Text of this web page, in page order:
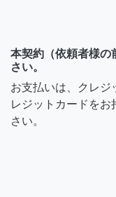
本契約（依頼者様の
さい。
お支払いは、クレジ
レジットカードを
さい。